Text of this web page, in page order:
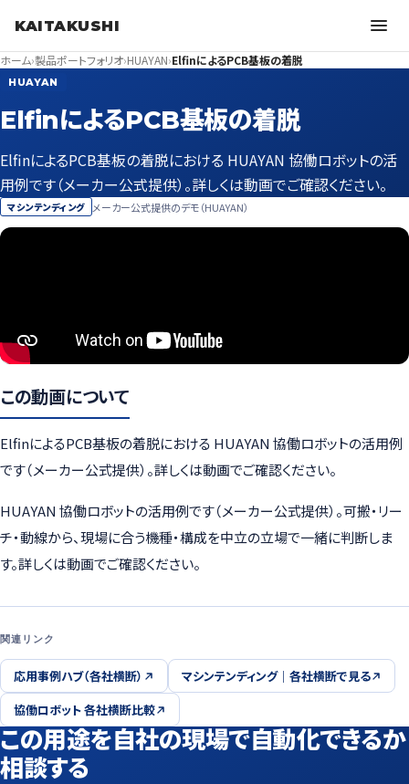
KAITAKUSHI
ホーム›製品ポートフォリオ›HUAYAN›ElfinによるPCB基板の着脱
HUAYAN
ElfinによるPCB基板の着脱
ElfinによるPCB基板の着脱における HUAYAN 協働ロボットの活
用例です（メーカー公式提供）。詳しくは動画でご確認ください。
マシンテンディング メーカー公式提供のデモ（HUAYAN）
この動画について
ElfinによるPCB基板の着脱における HUAYAN 協働ロボットの活用例
です（メーカー公式提供）。詳しくは動画でご確認ください。
HUAYAN 協働ロボットの活用例です（メーカー公式提供）。可搬・リー
チ・動線から、現場に合う機種・構成を中立の立場で一緒に判断しま
す。詳しくは動画でご確認ください。
関連リンク
応用事例ハブ（各社横断）
マシンテンディング｜各社横断で見る
協働ロボット 各社横断比較
この用途を自社の現場で自動化できるか
相談する